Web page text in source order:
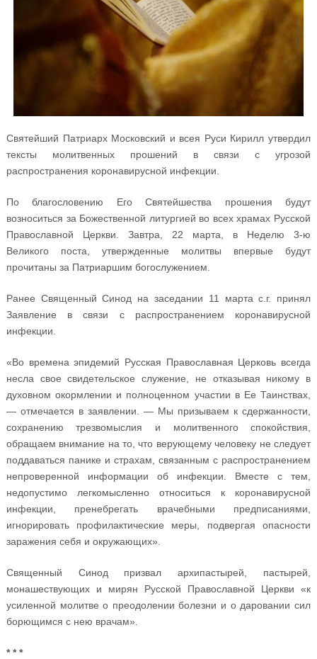
Святейший Патриарх Московский и всея Руси Кирилл утвердил
тексты молитвенных прошений в связи с угрозой
распространения коронавирусной инфекции.
По благословению Его Святейшества прошения будут
возноситься за Божественной литургией во всех храмах Русской
Православной Церкви. Завтра, 22 марта, в Неделю 3-ю
Великого поста, утвержденные молитвы впервые будут
прочитаны за Патриаршим богослужением.
Ранее Священный Синод на заседании 11 марта с.г. принял
Заявление в связи с распространением коронавирусной
инфекции.
«Во времена эпидемий Русская Православная Церковь всегда
несла свое свидетельское служение, не отказывая никому в
духовном окормлении и полноценном участии в Ее Таинствах,
— отмечается в заявлении. — Мы призываем к сдержанности,
сохранению трезвомыслия и молитвенного спокойствия,
обращаем внимание на то, что верующему человеку не следует
поддаваться панике и страхам, связанным с распространением
непроверенной информации об инфекции. Вместе с тем,
недопустимо легкомысленно относиться к коронавирусной
инфекции, пренебрегать врачебными предписаниями,
игнорировать профилактические меры, подвергая опасности
заражения себя и окружающих».
Священный Синод призвал архипастырей, пастырей,
монашествующих и мирян Русской Православной Церкви «к
усиленной молитве о преодолении болезни и о даровании сил
борющимся с нею врачам».
* * *